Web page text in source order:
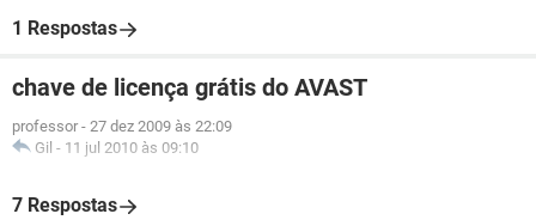
1 Respostas
chave de licença grátis do AVAST
professor - 27 dez 2009 às 22:09
Gil - 11 jul 2010 às 09:10
7 Respostas